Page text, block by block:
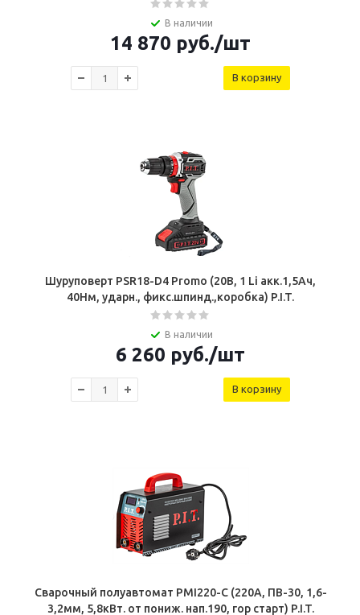
В наличии
14 870 руб./шт
В корзину
Шуруповерт PSR18-D4 Promo (20В, 1 Li акк.1,5Ач,
40Нм, ударн., фикс.шпинд.,коробка) P.I.T.
В наличии
6 260 руб./шт
В корзину
Сварочный полуавтомат PMI220-C (220А, ПВ-30, 1,6-
3,2мм, 5,8кВт. от пониж. нап.190, гор старт) P.I.T.